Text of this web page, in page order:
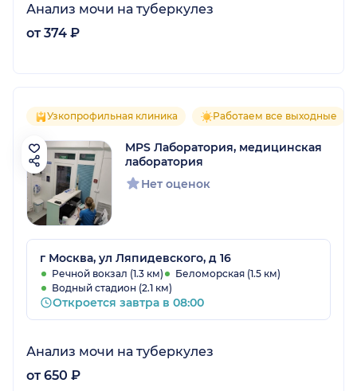
Анализ мочи на туберкулез
от 374 ₽
Узкопрофильная клиника Работаем все выходные
MPS Лаборатория, медицинская
лаборатория
Нет оценок
г Москва, ул Ляпидевского, д 16
Речной вокзал (1.3 км)
Беломорская (1.5 км)
Водный стадион (2.1 км)
Откроется завтра в 08:00
Анализ мочи на туберкулез
от 650 ₽